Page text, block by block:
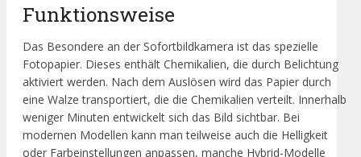
Funktionsweise
Das Besondere an der Sofortbildkamera ist das spezielle
Fotopapier. Dieses enthält Chemikalien, die durch Belichtung
aktiviert werden. Nach dem Auslösen wird das Papier durch
eine Walze transportiert, die die Chemikalien verteilt. Innerhalb
weniger Minuten entwickelt sich das Bild sichtbar. Bei
modernen Modellen kann man teilweise auch die Helligkeit
oder Farbeinstellungen anpassen, manche Hybrid-Modelle